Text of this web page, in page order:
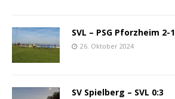
SVL – PSG Pforzheim 2-1
26. Oktober 2024
SV Spielberg – SVL 0:3